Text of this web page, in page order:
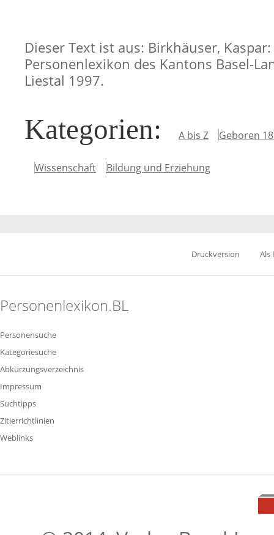
Dieser Text ist aus: Birkhäuser, Kaspar:
Personenlexikon des Kantons Basel-
Liestal 1997.
Kategorien: A bis Z Geboren
Wissenschaft Bildung und Erziehung
Druckversion Als
Personenlexikon.BL
Personensuche
Kategoriesuche
Abkürzungsverzeichnis
Impressum
Suchtipps
Zitierrichtlinien
Weblinks